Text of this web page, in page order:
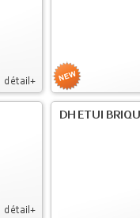
détail+
détail+
DH ETUI